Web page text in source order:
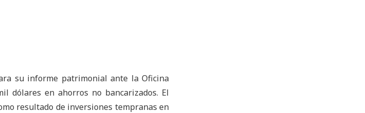
su informe patrimonial ante la Oficina
dólares en ahorros no bancarizados. El
resultado de inversiones tempranas en